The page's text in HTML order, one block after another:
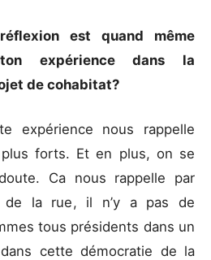
est quand même
expérience dans la
de cohabitat?
expérience nous rappelle
plus forts. Et en plus, on se
Ca nous rappelle par
de la rue, il n’y a pas de
tous présidents dans un
cette démocratie de la